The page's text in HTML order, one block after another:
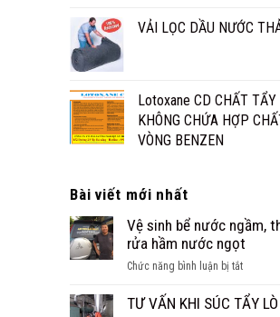
VẢI LỌC DẦU NƯỚC
Lotoxane CD CHẤT TẨY
KHÔNG CHỨA HỢP
VÒNG BENZEN
Bài viết mới nhất
Vệ sinh bể nước ngầm,
rửa hầm nước ngọt
Chức năng bình luận bị tắtở
sinh
TƯ VẤN KHI SÚC TẨY